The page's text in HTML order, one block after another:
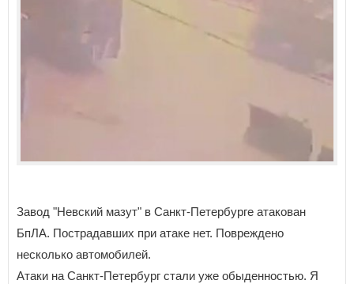
Завод "Невский мазут" в Санкт-Петербурге атакован
БпЛА. Пострадавших при атаке нет. Повреждено
несколько автомобилей.
Атаки на Санкт-Петербург стали уже обыденностью. Я